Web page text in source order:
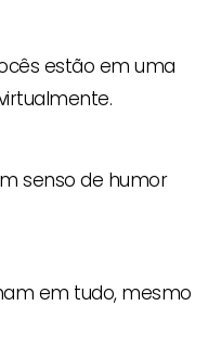
estão em uma
senso de humor
em tudo, mesmo